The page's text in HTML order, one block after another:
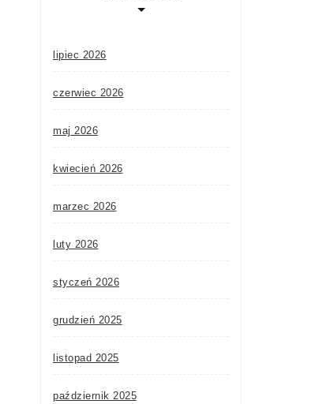
lipiec 2026
czerwiec 2026
maj 2026
kwiecień 2026
marzec 2026
luty 2026
styczeń 2026
grudzień 2025
listopad 2025
październik 2025